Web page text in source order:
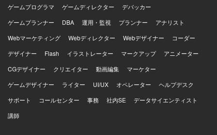
Google Workspaceを利用しています。
ゲームプログラマ
ゲームディレクター
デバッカー
ゲームプランナー
DBA 運用・監視 プランナー
アナリスト
Webマーケティング
Webディレクター Webデザイナー
コーダー
デザイナー
Flash イラストレーター マークアップ
アニメーター
CGデザイナー
クリエイター 動画編集
マーケター
ゲームデザイナー
ライター UI/UX オペレーター
ヘルプデスク
サポート
コールセンター 事務 社内SE
データサイエンティスト
講師